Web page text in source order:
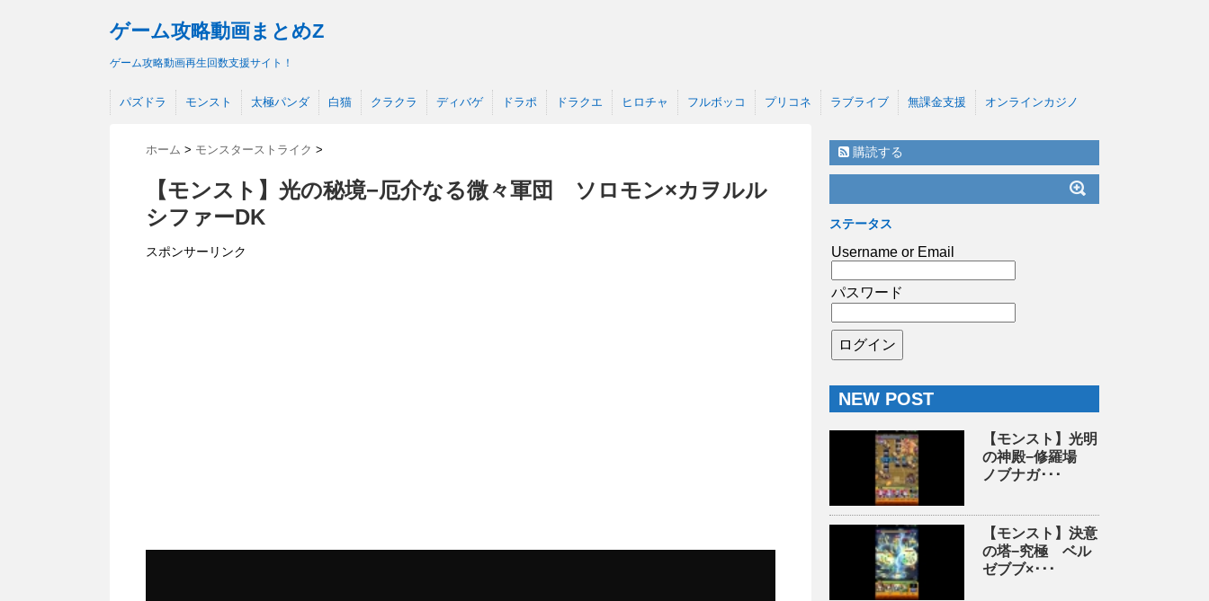
ゲーム攻略動画まとめZ
ゲーム攻略動画再生回数支援サイト！
パズドラ モンスト 太極パンダ 白猫 クラクラ ディバゲ ドラポ ドラクエ ヒロチャ フルボッコ プリコネ ラブライブ 無課金支援 オンラインカジノ
ホーム > モンスターストライク >
【モンスト】光の秘境−厄介なる微々軍団 ソロモン×カヲルル
シファーDK
スポンサーリンク
購読する
ステータス
Username or Email
パスワード
NEW POST
【モンスト】光明
の神殿−修羅場
ノブナガ･･･
【モンスト】決意
の塔−究極 ベル
ゼブブ×･･･